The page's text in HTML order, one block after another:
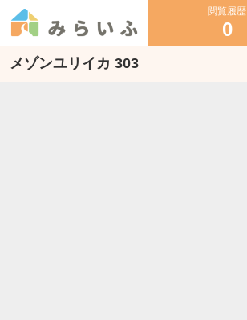
閲覧履歴
0
メゾンユリイカ 303